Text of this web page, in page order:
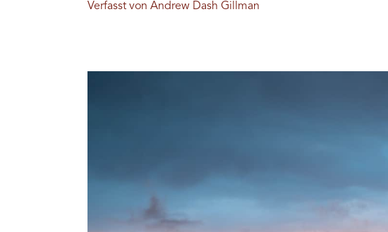
Verfasst von Andrew Dash Gillman